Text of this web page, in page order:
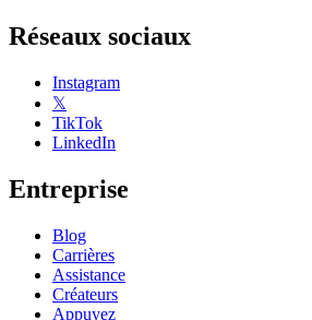
Réseaux sociaux
Instagram
𝕏
TikTok
LinkedIn
Entreprise
Blog
Carrières
Assistance
Créateurs
Appuyez